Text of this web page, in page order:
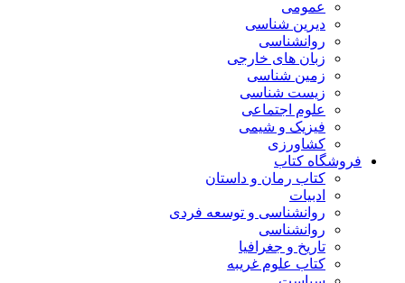
عمومی
دیرین شناسی
روانشناسی
زبان های خارجی
زمین شناسی
زیست شناسی
علوم اجتماعی
فیزیک و شیمی
کشاورزی
فروشگاه کتاب
کتاب رمان و داستان
ادبیات
روانشناسی و توسعه فردی
روانشناسی
تاریخ و جغرافیا
کتاب علوم غریبه